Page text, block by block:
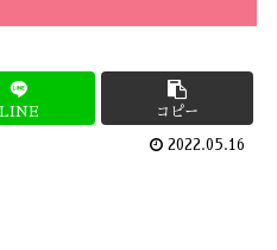
LINE コピー
2022.05.16